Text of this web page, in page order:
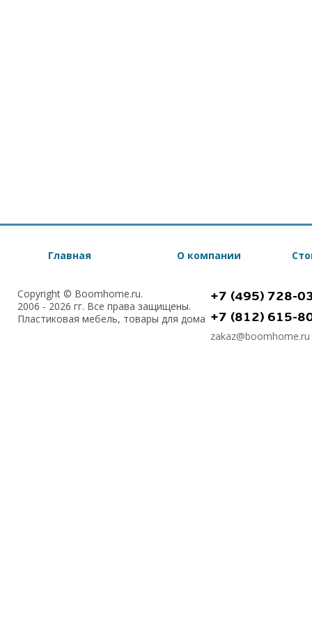
Главная О компании
Copyright © Boomhome.ru.
2006 - 2026 гг. Все права защищены.
Пластиковая мебель, товары для дома
+7 (495) 728-
+7 (812) 615-
zakaz@boomhome.ru